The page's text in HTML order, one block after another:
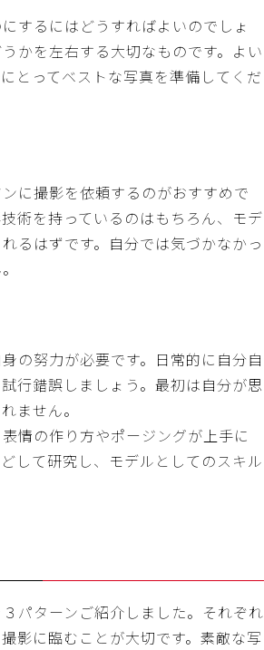
するにはどうすればよいのでしょ
かを左右する大切なものです。よい
とってベストな写真を準備してくだ
に撮影を依頼するのがおすすめで
術を持っているのはもちろん、モデ
るはずです。自分では気づかなかっ
の努力が必要です。日常的に自分自
行錯誤しましょう。最初は自分が思
ません。
情の作り方やポージングが上手に
して研究し、モデルとしてのスキル
パターンご紹介しました。それぞれ
影に臨むことが大切です。素敵な写